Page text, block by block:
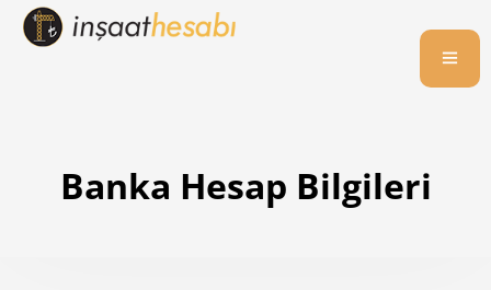
Banka Hesap Bilgileri